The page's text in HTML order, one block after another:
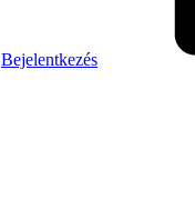
Bejelentkezés